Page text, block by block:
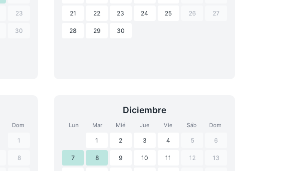
23
30
21 22 23 24 25 26 27
28 29 30
Dom
1
8
Diciembre
Lun Mar Mié Jue Vie Sáb Dom
1 2 3 4 5 6
7 8 9 10 11 12 13